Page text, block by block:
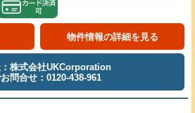
物件情報の詳細を見る
株式会社UKCorporation
問合せ：0120-438-961